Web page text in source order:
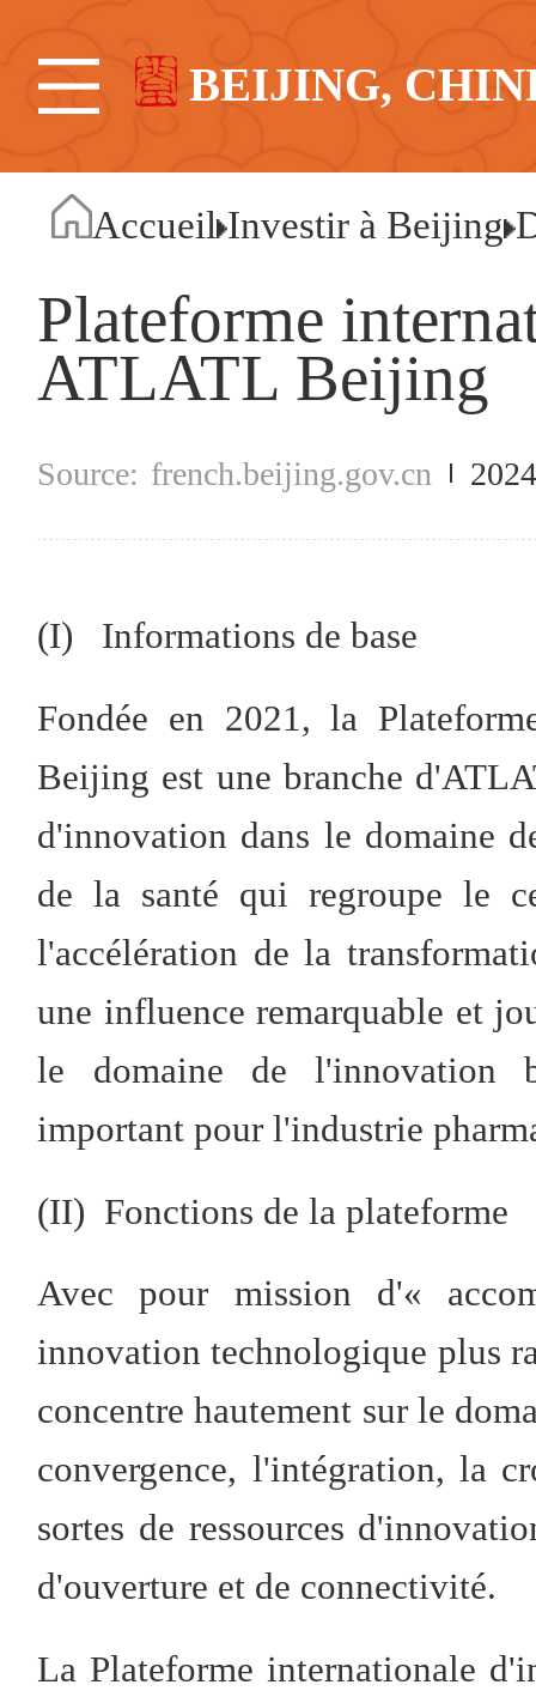
BEIJING,
Accueil Investir à Beijing
Plateforme
ATLATL Beijing
french.beijing.gov.cn
(I) Informations de base
Fondée en 2021, la
Beijing est une branche
d'innovation dans le domaine
de la santé qui regroupe le
l'accélération de la
une influence remarquable et
le domaine de l'innovation
important pour l'industrie
(II) Fonctions de la plateforme
Avec pour mission d'«
innovation technologique plus
concentre hautement sur le
convergence, l'intégration, la
sortes de ressources
d'ouverture et de connectivité.
La Plateforme internationale